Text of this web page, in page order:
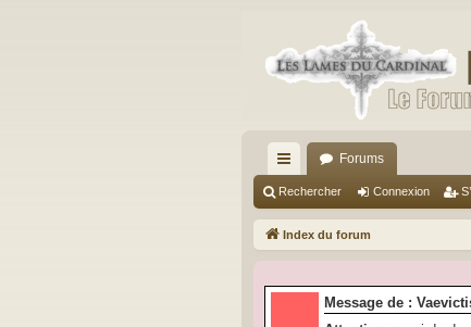
cc
ès
pi
Forums
Rechercher Connexion
Index du forum
Message de :